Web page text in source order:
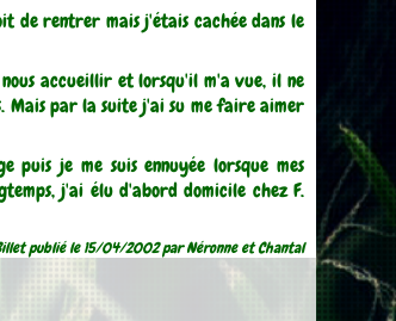
de rentrer mais j'étais cachée dans le
accueillir et lorsqu'il m'a vue, il ne
Mais par la suite j'ai su me faire aimer
puis je me suis ennuyée lorsque mes
j'ai élu d'abord domicile chez F.
publié le 15/04/2002 par Néronne et Chantal